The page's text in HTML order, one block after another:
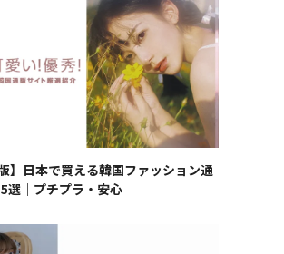
】日本で買える韓国ファッション通
選｜プチプラ・安心